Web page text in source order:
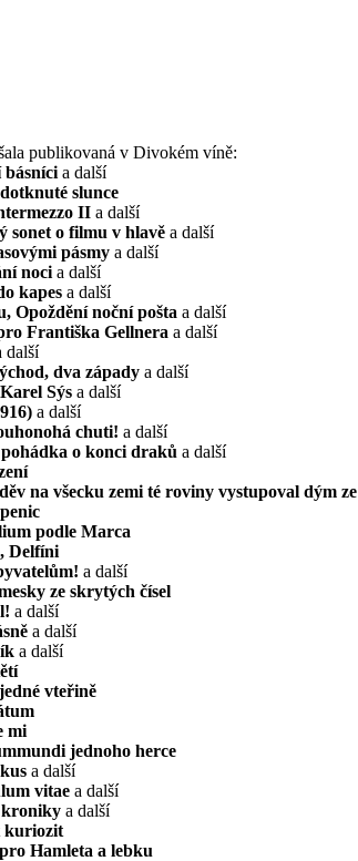
publikovaná v Divokém víně:
a další
slunce
II a další
sonet o filmu v hlavě a další
pásmy a další
noci a další
kapes a další
Opoždění noční pošta a další
Františka Gellnera a další
další
dva západy a další
Sýs a další
a další
chuti! a další
o konci draků a další
na všecku zemi té roviny vystupoval dým ze
podle Marca
Delfíni
a další
ze skrytých čísel
a další
a další
a další
vteřině
mi
jednoho herce
a další
vitae a další
kroniky a další
kuriozit
Hamleta a lebku